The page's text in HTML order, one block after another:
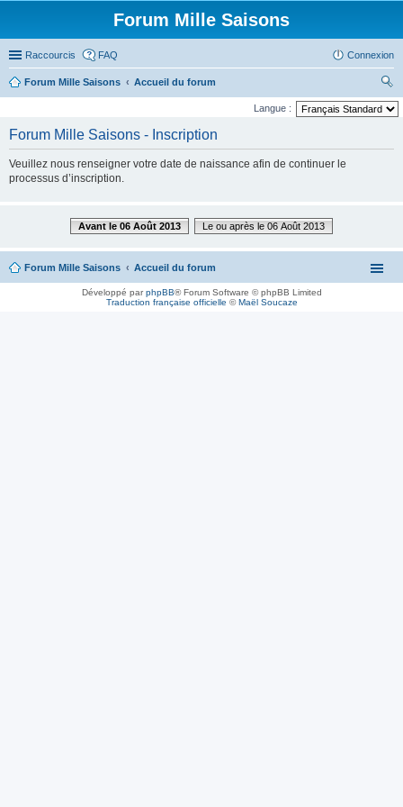
Forum Mille Saisons
Raccourcis FAQ Connexion
Forum Mille Saisons
Accueil du forum
ec
ch
Langue :
Forum Mille Saisons - Inscription
Veuillez nous renseigner votre date de naissance afin de continuer le
processus d’inscription.
Avant le 06 Août 2013 Le ou après le 06 Août 2013
Forum Mille Saisons Accueil du forum
Développé parphpBB® Forum Software © phpBB Limited
Traduction française officielle ©Maël Soucaze